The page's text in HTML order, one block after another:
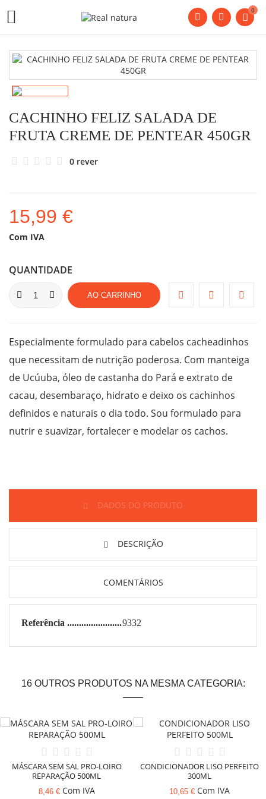
 0
CACHINHO FELIZ SALADA DE
FRUTA CREME DE PENTEAR 450GR
0 rever
15,99 €
Com IVA
QUANTIDADE
AO CARRINHO
Especialmente formulado para cabelos cacheadinhos
que necessitam de nutrição poderosa. Com manteiga
de Ucúuba, óleo de castanha do Pará e extrato de
cacau, desembaraço, hidrato e deixo os cachinhos
definidos e naturais o dia todo. Sou formulado para
nutrir e suavizar, fortalecer e modelar os cachos.
DADOS DO PRODUTO
DESCRIÇÃO
COMENTÁRIOS
Referência 9332
16 OUTROS PRODUTOS NA MESMA CATEGORIA:
MÁSCARA SEM SAL PRO-LOIRO
REPARAÇÃO 500ML
8,46 €Com IVA
CONDICIONADOR LISO PERFEITO
300ML
10,65 € Com IVA